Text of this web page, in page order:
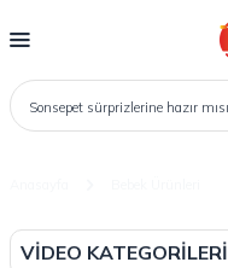
VIDEO KATEGORILERI